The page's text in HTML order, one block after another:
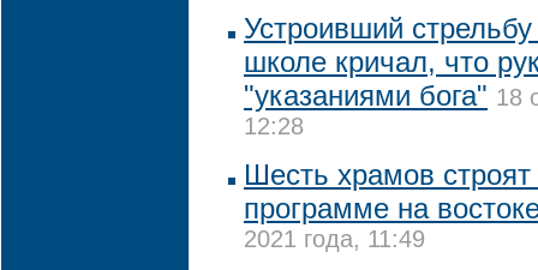
Устроивший
школе кричал, что
"указаниями бога" 18
12:28
Шесть храмов строят
программе на
2021 года, 11:49